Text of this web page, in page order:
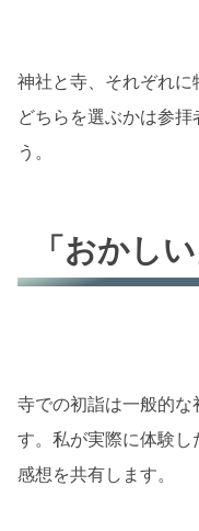
神社と寺、それぞれに
どちらを選ぶかは参
う。
「おかし
寺での初詣は一般的な
す。私が実際に体験
感想を共有します。